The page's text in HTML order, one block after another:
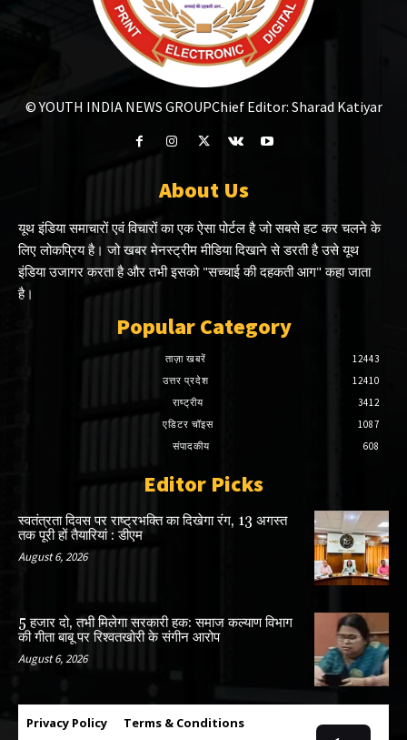
© YOUTH INDIA NEWS GROUPChief Editor: Sharad Katiyar
About Us
यूथ इंडिया समाचारों एवं विचारों का एक ऐसा पोर्टल है जो सबसे हट कर चलने के
लिए लोकप्रिय है। जो खबर मेनस्ट्रीम मीडिया दिखाने से डरती है उसे यूथ
इंडिया उजागर करता है और तभी इसको "सच्चाई की दहकती आग" कहा जाता
है।
Popular Category
ताज़ा खबरें
12443
उत्तर प्रदेश
12410
राष्ट्रीय
3412
एडिटर चॉइस
1087
संपादकीय
608
Editor Picks
स्वतंत्रता दिवस पर राष्ट्रभक्ति का दिखेगा रंग, 13 अगस्त
तक पूरी हों तैयारियां : डीएम
August 6, 2026
5 हजार दो, तभी मिलेगा सरकारी हक: समाज कल्याण विभाग
की गीता बाबू पर रिश्वतखोरी के संगीन आरोप
August 6, 2026
Privacy Policy Terms & Conditions